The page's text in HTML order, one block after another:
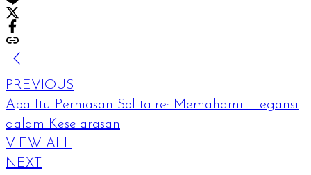
PREVIOUS
Apa Itu Perhiasan Solitaire: Memahami Elegansi
dalam Keselarasan
VIEW ALL
NEXT